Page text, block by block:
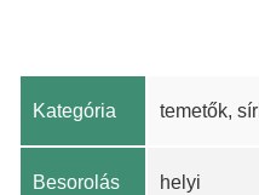
Kategória temetők,
Besorolás helyi